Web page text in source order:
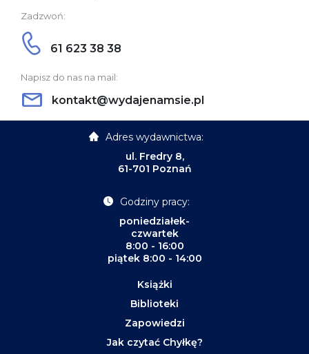
Zadzwoń:
61 623 38 38
Napisz do nas na mail:
kontakt@wydajenamsie.pl
Adres wydawnictwa:
ul. Fredry 8,
61-701 Poznań
Godziny pracy:
poniedziałek-
czwartek
8:00 - 16:00
piątek 8:00 - 14:00
Książki
Biblioteki
Zapowiedzi
Jak czytać Chyłkę?